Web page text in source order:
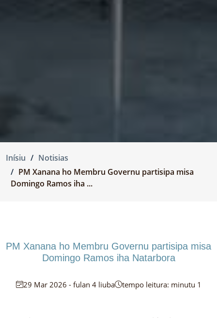
Inísiu
Notisias
PM Xanana ho Membru Governu partisipa misa
Domingo Ramos iha ...
PM Xanana ho Membru Governu partisipa misa
Domingo Ramos iha Natarbora
29 Mar 2026 - fulan 4 liuba tempo leitura: minutu 1